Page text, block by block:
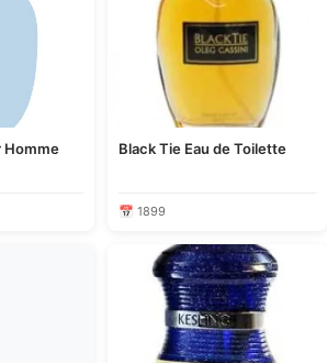
Homme Black Tie Eau de Toilette
📅 1899